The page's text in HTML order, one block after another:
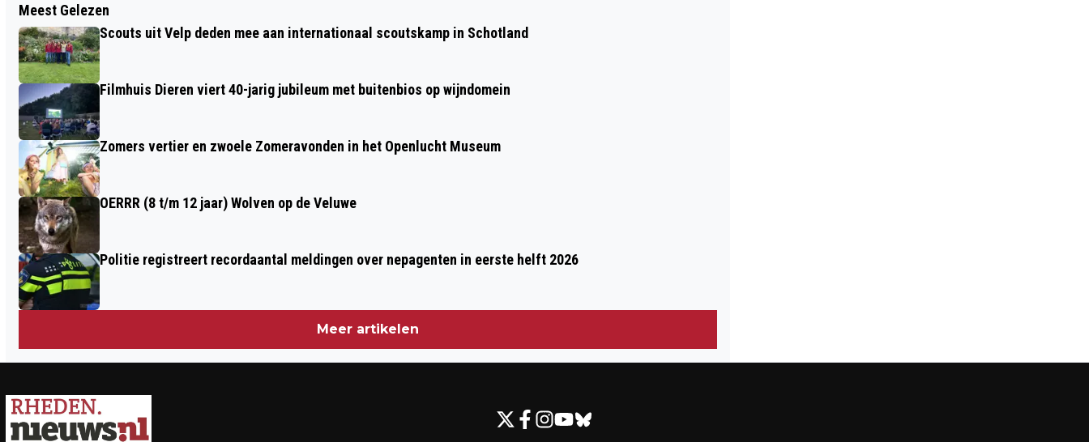
RTV RHEDEN/ROZENDAAL WORDT
"STUDIO RHEDEN"
BRON' IN VELP
Meest Gelezen
Scouts uit Velp deden mee aan internationaal scoutskamp in Schotland
Filmhuis Dieren viert 40-jarig jubileum met buitenbios op wijndomein
Zomers vertier en zwoele Zomeravonden in het Openlucht Museum
OERRR (8 t/m 12 jaar) Wolven op de Veluwe
Politie registreert recordaantal meldingen over nepagenten in eerste helft 2026
Meer artikelen